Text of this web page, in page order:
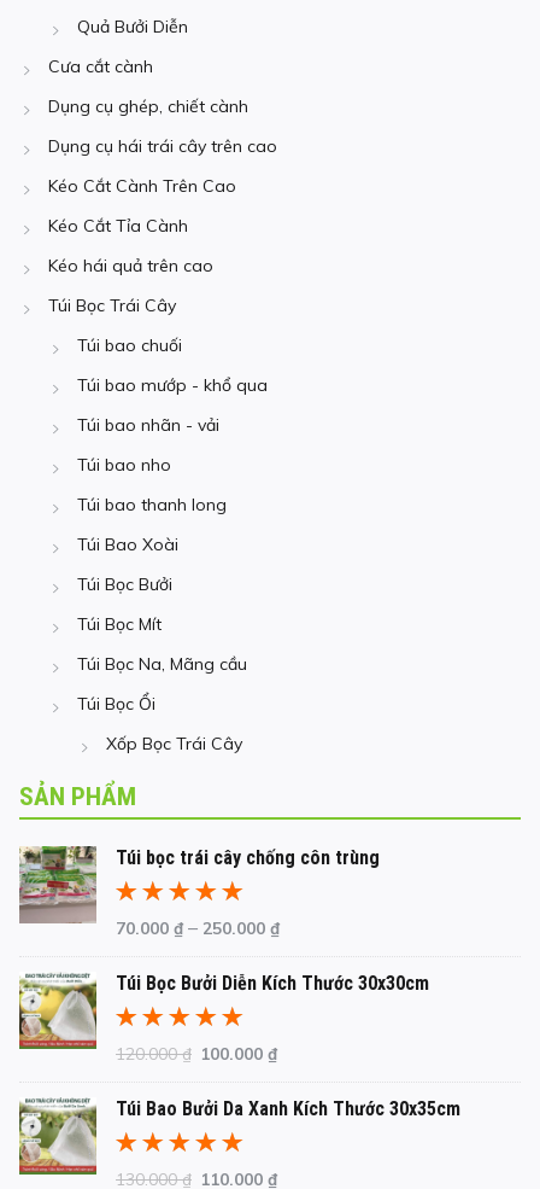
Quả Bưởi Diễn
Cưa cắt cành
Dụng cụ ghép, chiết cành
Dụng cụ hái trái cây trên cao
Kéo Cắt Cành Trên Cao
Kéo Cắt Tỉa Cành
Kéo hái quả trên cao
Túi Bọc Trái Cây
Túi bao chuối
Túi bao mướp - khổ qua
Túi bao nhãn - vải
Túi bao nho
Túi bao thanh long
Túi Bao Xoài
Túi Bọc Bưởi
Túi Bọc Mít
Túi Bọc Na, Mãng cầu
Túi Bọc Ổi
Xốp Bọc Trái Cây
SẢN PHẨM
Túi bọc trái cây chống côn trùng
Được xếp
sao
70.000 ₫ – 250.000 ₫
Túi Bọc Bưởi Diễn Kích Thước 30x30cm
Được xếp
sao
120.000₫ Giá
gốc
là:
120.000 ₫.
100.000₫Giá
hiện
tại
Túi Bao Bưởi Da Xanh Kích Thước 30x35cm
Được xếp
130.000₫ Giá
110.000₫Giá